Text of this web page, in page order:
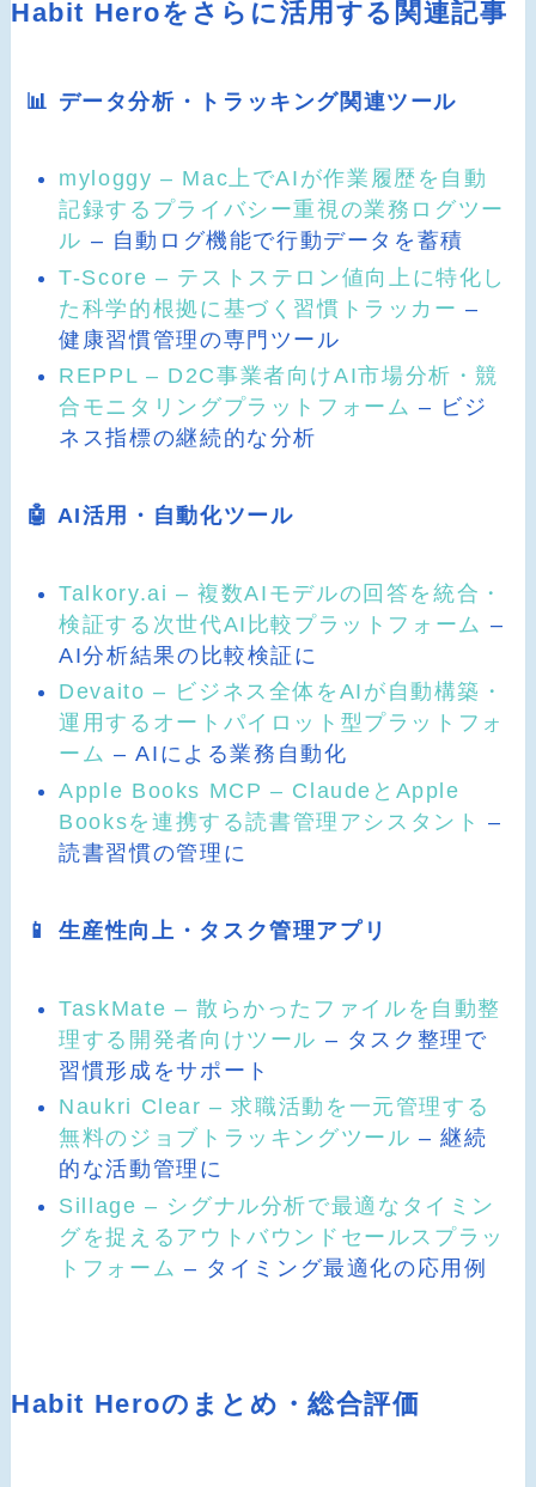
Habit Heroをさらに活用する関連記事
📊 データ分析・トラッキング関連ツール
myloggy – Mac上でAIが作業履歴を自動
記録するプライバシー重視の業務ログツー
ル – 自動ログ機能で行動データを蓄積
T-Score – テストステロン値向上に特化し
た科学的根拠に基づく習慣トラッカー –
健康習慣管理の専門ツール
REPPL – D2C事業者向けAI市場分析・競
合モニタリングプラットフォーム – ビジ
ネス指標の継続的な分析
🤖 AI活用・自動化ツール
Talkory.ai – 複数AIモデルの回答を統合・
検証する次世代AI比較プラットフォーム –
AI分析結果の比較検証に
Devaito – ビジネス全体をAIが自動構築・
運用するオートパイロット型プラットフォ
ーム – AIによる業務自動化
Apple Books MCP – ClaudeとApple
Booksを連携する読書管理アシスタント –
読書習慣の管理に
📱 生産性向上・タスク管理アプリ
TaskMate – 散らかったファイルを自動整
理する開発者向けツール – タスク整理で
習慣形成をサポート
Naukri Clear – 求職活動を一元管理する
無料のジョブトラッキングツール – 継続
的な活動管理に
Sillage – シグナル分析で最適なタイミン
グを捉えるアウトバウンドセールスプラッ
トフォーム – タイミング最適化の応用例
Habit Heroのまとめ・総合評価